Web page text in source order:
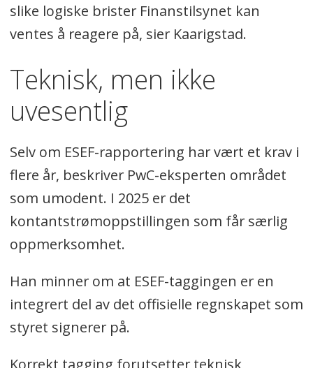
slike logiske brister Finanstilsynet kan
ventes å reagere på, sier Kaarigstad.
Teknisk, men ikke
uvesentlig
Selv om ESEF-rapportering har vært et krav i
flere år, beskriver PwC-eksperten området
som umodent. I 2025 er det
kontantstrømoppstillingen som får særlig
oppmerksomhet.
Han minner om at ESEF-taggingen er en
integrert del av det offisielle regnskapet som
styret signerer på.